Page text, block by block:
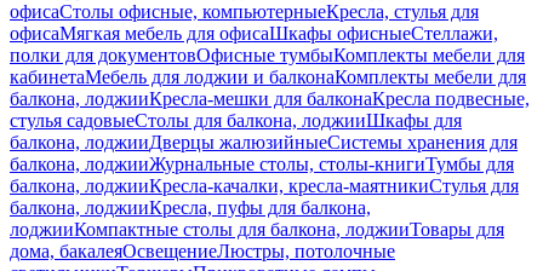
офисаСтолы офисные, компьютерныеКресла, стулья для
офисаМягкая мебель для офисаШкафы офисныеСтеллажи,
полки для документовОфисные тумбыКомплекты мебели для
кабинетаМебель для лоджии и балконаКомплекты мебели для
балкона, лоджииКресла-мешки для балконаКресла подвесные,
стулья садовыеСтолы для балкона, лоджииШкафы для
балкона, лоджииДверцы жалюзийныеСистемы хранения для
балкона, лоджииЖурнальные столы, столы-книгиТумбы для
балкона, лоджииКресла-качалки, кресла-маятникиСтулья для
балкона, лоджииКресла, пуфы для балкона,
лоджииКомпактные столы для балкона, лоджииТовары для
дома, бакалеяОсвещениеЛюстры, потолочные